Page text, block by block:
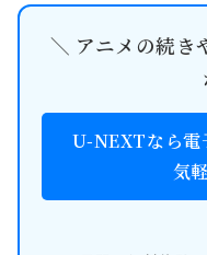
＼ アニメの続き
U-NEXTなら電
気